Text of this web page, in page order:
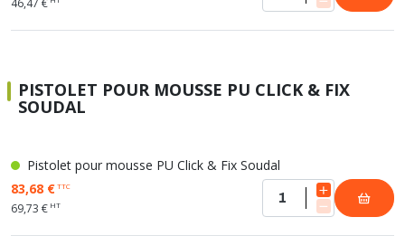
46,47 €
PISTOLET POUR MOUSSE PU CLICK & FIX
SOUDAL
Pistolet pour mousse PU Click & Fix Soudal
83,68 €TTC
69,73 € HT